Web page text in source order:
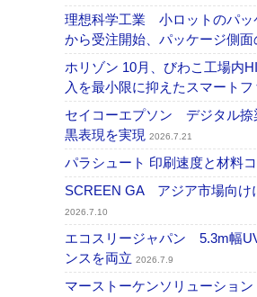
理想科学工業 小ロットのパッ
から受注開始、パッケージ側
ホリゾン 10月、びわこ工場内
入を最小限に抑えたスマート
セイコーエプソン デジタル捺
黒表現を実現 2026.7.21
パラシュート 印刷速度と材料
SCREEN GA アジア市場向け
2026.7.10
エコスリージャパン 5.3m幅
ンスを両立 2026.7.9
マーストーケンソリューショ